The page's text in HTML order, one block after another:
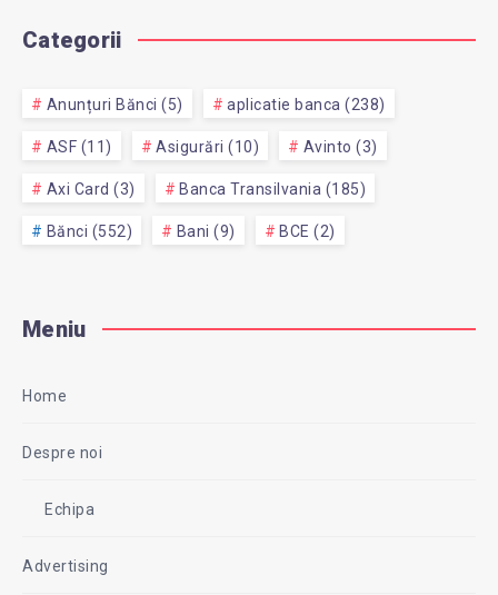
Categorii
Anunțuri Bănci (5) aplicatie banca (238)
ASF (11) Asigurări (10) Avinto (3)
Axi Card (3) Banca Transilvania (185)
Bănci (552) Bani (9) BCE (2)
Meniu
Home
Despre noi
Echipa
Advertising